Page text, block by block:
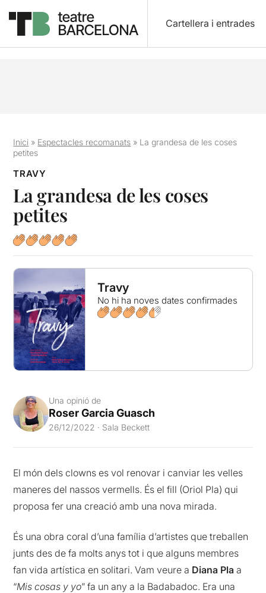
Cartellera i entrades
Inici » Espectacles recomanats » La grandesa de les coses
petites
TRAVY
La grandesa de les coses
petites
Travy
No hi ha noves dates confirmades
Una opinió de
Roser Garcia Guasch
26/12/2022 · Sala Beckett
El món dels clowns es vol renovar i canviar les velles
maneres del nassos vermells. És el fill (Oriol Pla) qui
proposa fer una creació amb una nova mirada.
És una obra coral d’una família d’artistes que treballen
junts des de fa molts anys tot i que alguns membres
fan vida artística en solitari. Vam veure a Diana Pla a
“Mis cosas y yo” fa un any a la Badabadoc. Era una